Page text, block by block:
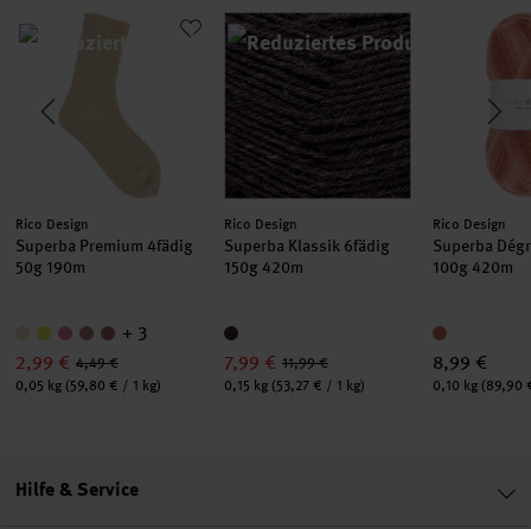
Superba Premium 4fädig
Hersteller:
Rico Design
Superba Premium 4fädig
50g 190m
+ 3
2,99 € 4,49 €
Inhalt:
0,05 kg (59,80 € / 1 kg)
Superba Klassik 6fädig
Hersteller:
Rico Design
Superba Klassik 6fädig
150g 420m
7,99 € 11,99 €
Inhalt:
0,15 kg (53,27 € / 1 kg)
Superba
Hersteller:
Rico Design
Superba
100g 420m
8,99 €
Inhalt:
0,10 kg (89,90
Hilfe & Service